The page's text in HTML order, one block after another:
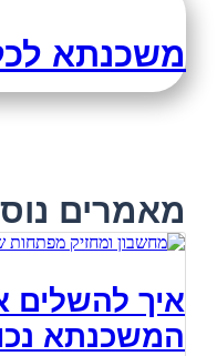
משכנתא
מאמרים
איך להשלים
המשכנתא